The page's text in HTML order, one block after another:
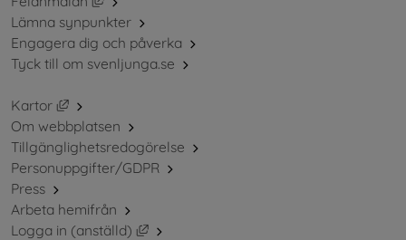
Lämna synpunkter
Engagera dig och påverka
Tyck till om svenljunga.se
Kartor
Länk till annan webbplats, öppnas i nytt fönster.
Om webbplatsen
Tillgänglighetsredogörelse
Personuppgifter/GDPR
Press
Arbeta hemifrån
Logga in (anställd)
Länk till annan webbplats, öppnas i nytt